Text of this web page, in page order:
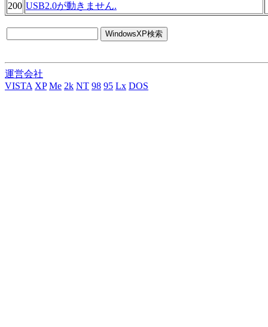
200 USB2.0が動きません.
運営会社
VISTA XP Me 2k NT 98 95 Lx DOS